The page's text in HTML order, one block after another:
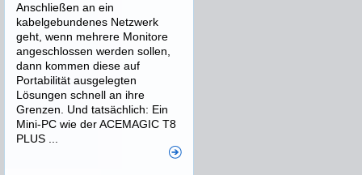
Anschließen an ein
kabelgebundenes Netzwerk
geht, wenn mehrere Monitore
angeschlossen werden sollen,
dann kommen diese auf
Portabilität ausgelegten
Lösungen schnell an ihre
Grenzen. Und tatsächlich: Ein
Mini-PC wie der ACEMAGIC T8
PLUS ...